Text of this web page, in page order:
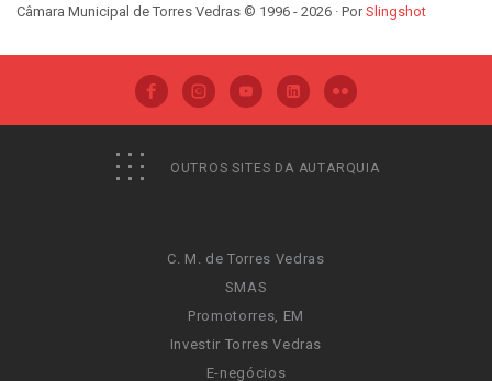
Câmara Municipal de Torres Vedras © 1996 - 2026 · PorSlingshot
OUTROS SITES DA AUTARQUIA
C. M. de Torres Vedras
SMAS
Promotorres, EM
Investir Torres Vedras
E-negócios